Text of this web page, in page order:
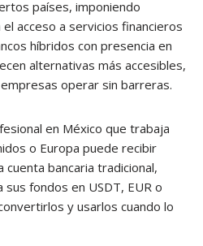
países, imponiendo
acceso a servicios financieros
híbridos con presencia en
alternativas más accesibles,
operar sin barreras.
en México que trabaja
o Europa puede recibir
bancaria tradicional,
fondos en USDT, EUR o
y usarlos cuando lo